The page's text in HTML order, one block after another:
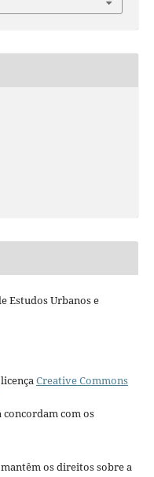
Estudos Urbanos e
Creative Commons
com os
os direitos sobre a